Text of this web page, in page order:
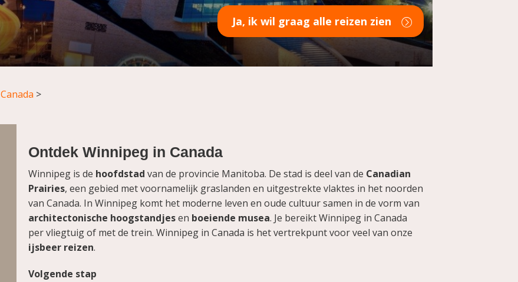
Ja, ik wil graag alle reizen zien
Canada >
Ontdek Winnipeg in Canada
Winnipeg is de hoofdstad van de provincie Manitoba. De stad is deel van de Canadian
Prairies, een gebied met voornamelijk graslanden en uitgestrekte vlaktes in het noorden
van Canada. In Winnipeg komt het moderne leven en oude cultuur samen in de vorm van
architectonische hoogstandjesen boeiende musea. Je bereikt Winnipeg in Canada
per vliegtuig of met de trein. Winnipeg in Canada is het vertrekpunt voor veel van onze
ijsbeer reizen.
Volgende stap